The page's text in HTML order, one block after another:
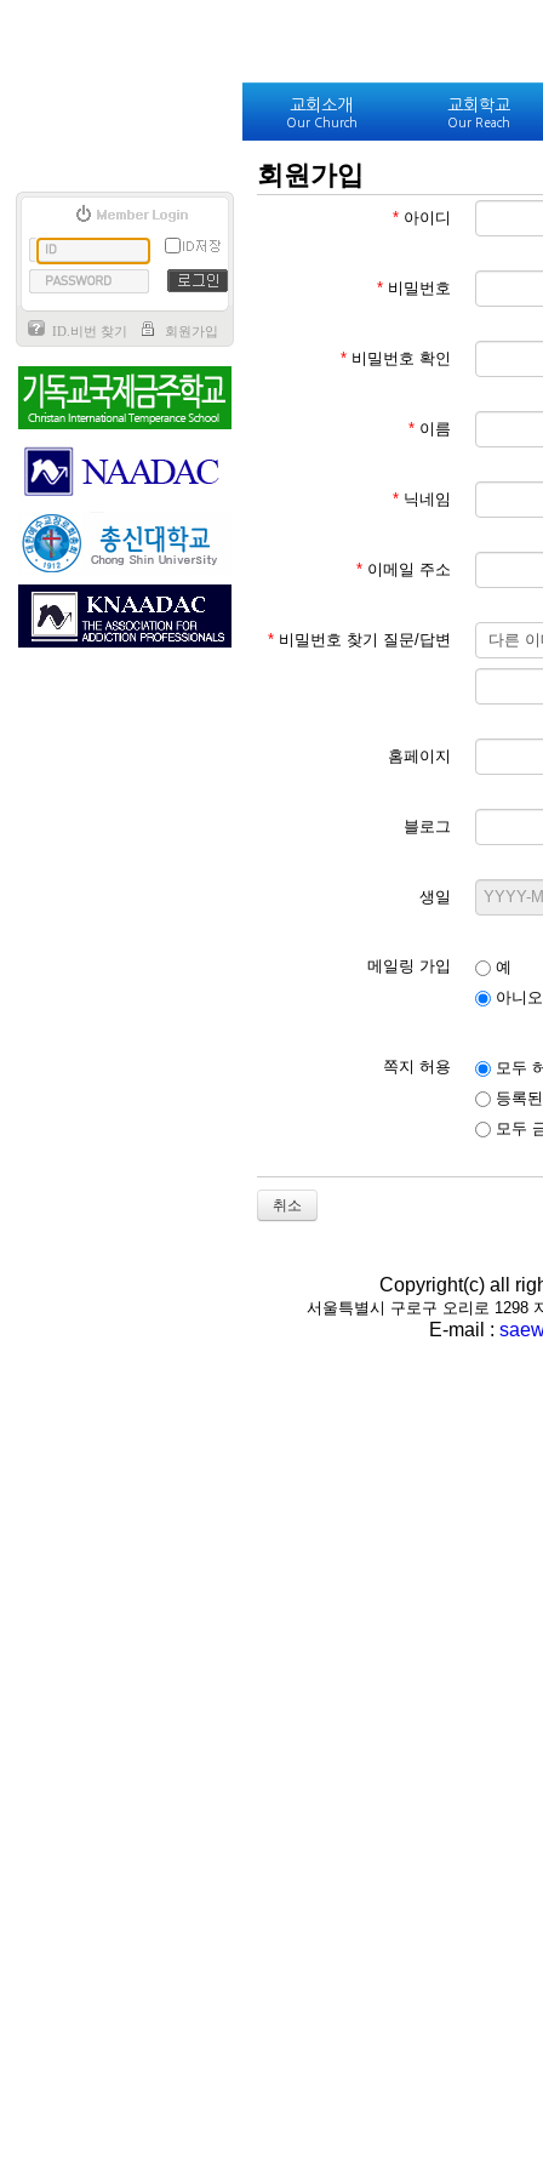
교회소개
Our Church
교회학교
Our Reach
ID.비번 찾기 회원가입
회원가입
* 아이디
* 비밀번호
* 비밀번호 확인
* 이름
* 닉네임
* 이메일 주소
* 비밀번호 찾기 질문/답변
홈페이지
블로그
생일
메일링 가입
예
아니오
쪽지 허용
모두
등록
모두
취소
Copyright(c) all
서울특별시 구로구 오리로 1298
E-mail :